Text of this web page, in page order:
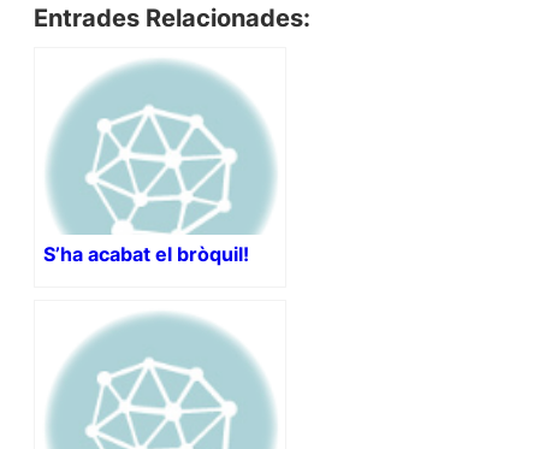
Entrades Relacionades:
S’ha acabat el bròquil!